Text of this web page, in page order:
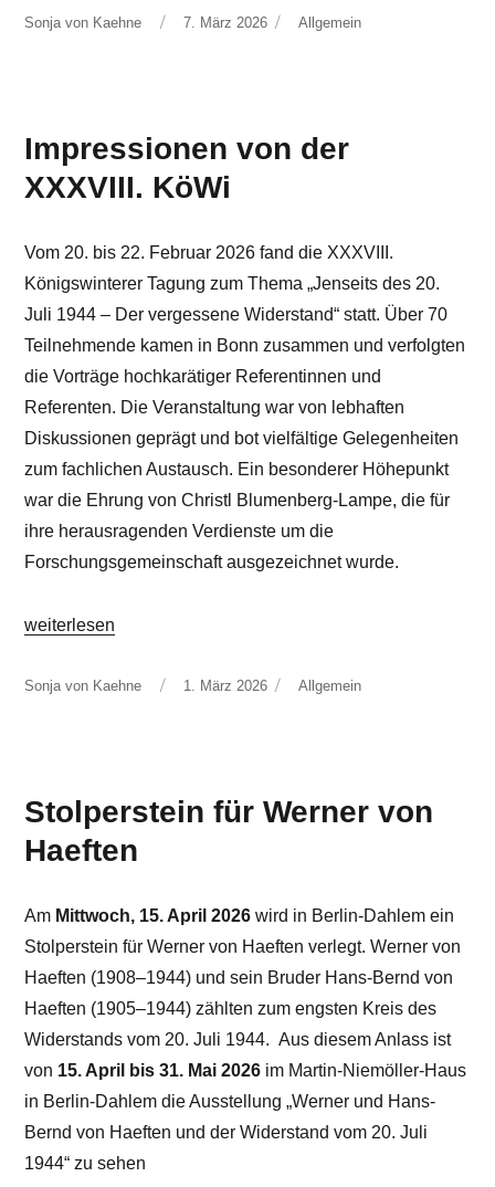
Autor
Sonja von Kaehne
Veröffentlicht
7. März 2026 Kategorien
Allgemein
Impressionen von der
XXXVIII. KöWi
Vom 20. bis 22. Februar 2026 fand die XXXVIII.
Königswinterer Tagung zum Thema „Jenseits des 20.
Juli 1944 – Der vergessene Widerstand“ statt. Über 70
Teilnehmende kamen in Bonn zusammen und verfolgten
die Vorträge hochkarätiger Referentinnen und
Referenten. Die Veranstaltung war von lebhaften
Diskussionen geprägt und bot vielfältige Gelegenheiten
zum fachlichen Austausch. Ein besonderer Höhepunkt
war die Ehrung von Christl Blumenberg-Lampe, die für
ihre herausragenden Verdienste um die
Forschungsgemeinschaft ausgezeichnet wurde.
„Impressionen von der XXXVIII. KöWi“
weiterlesen
Autor
Sonja von Kaehne
Veröffentlicht
1. März 2026 Kategorien
Allgemein
Stolperstein für Werner von
Haeften
Am Mittwoch, 15. April 2026 wird in Berlin-Dahlem ein
Stolperstein für Werner von Haeften verlegt. Werner von
Haeften (1908–1944) und sein Bruder Hans-Bernd von
Haeften (1905–1944) zählten zum engsten Kreis des
Widerstands vom 20. Juli 1944. Aus diesem Anlass ist
von 15. April bis 31. Mai 2026 im Martin-Niemöller-Haus
in Berlin-Dahlem die Ausstellung „Werner und Hans-
Bernd von Haeften und der Widerstand vom 20. Juli
1944“ zu sehen